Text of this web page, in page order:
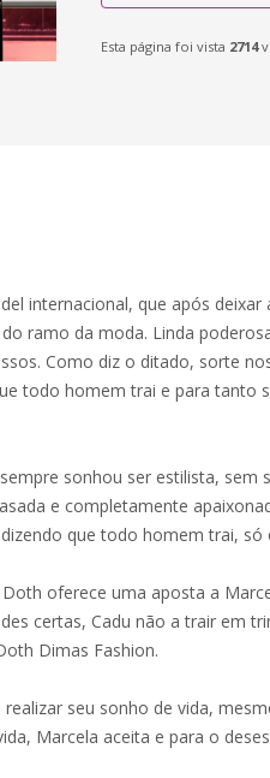
Esta página foi vista 2714
internacional, que após deixar
ramo da moda. Linda
Como diz o ditado, sorte
todo homem trai e para tanto
sonhou ser estilista, sem
e completamente
que todo homem trai, só
oferece uma aposta a
certas, Cadu não a trair em
Dimas Fashion.
realizar seu sonho de vida,
Marcela aceita e para o